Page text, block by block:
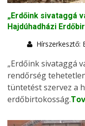
„Erdőink sivataggá
Hajdúhadházi
Hírszerkesztő:
„Erdőink sivataggá
rendőrség
tüntetést szervez a
erdőbirtokosság.